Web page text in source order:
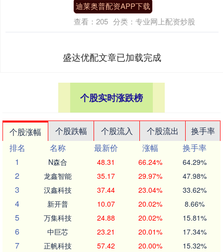
迪莱奥普配资APP下载
查看： 205 分类： 专业网上配资炒股
盛达优配文章已加载完成
个股实时涨跌榜
个股涨幅 个股跌幅 个股流入 个股流出
换手率
排名
名称 最新价 涨幅
换手率
1
N森合 48.31 66.24% 64.29%
2 龙鑫智能 35.17 29.97% 47.98%
3 汉鑫科技 37.44 23.04% 33.62%
4 新开普 10.07 20.02% 8.66%
5 万集科技 24.88 20.02% 15.81%
6 中巨芯 23.21 20.01% 17.34%
7 正帆科技 57.42 20.00% 15.32%